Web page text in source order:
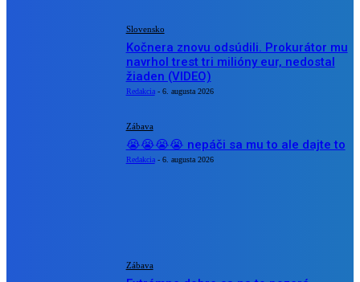
Slovensko
Kočnera znovu odsúdili. Prokurátor mu
navrhol trest tri milióny eur, nedostal
žiaden (VIDEO)
Redakcia - 6. augusta 2026
Zábava
😭😭😭😭 nepáči sa mu to ale dajte to
Redakcia - 6. augusta 2026
Zábava